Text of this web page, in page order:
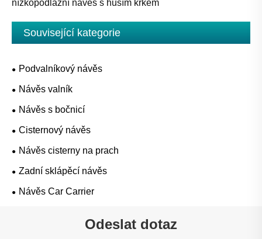
nízkopodlažní návěs s husím krkem
Související kategorie
Podvalníkový návěs
Návěs valník
Návěs s bočnicí
Cisternový návěs
Návěs cisterny na prach
Zadní sklápěcí návěs
Návěs Car Carrier
Odeslat dotaz